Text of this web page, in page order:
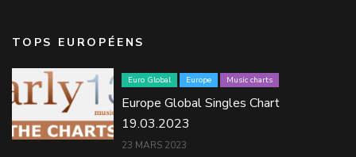
TOPS EUROPÉENS
Euro Global Europe Music charts
Europe Global Singles Chart
19.03.2023
23 MARS 2023